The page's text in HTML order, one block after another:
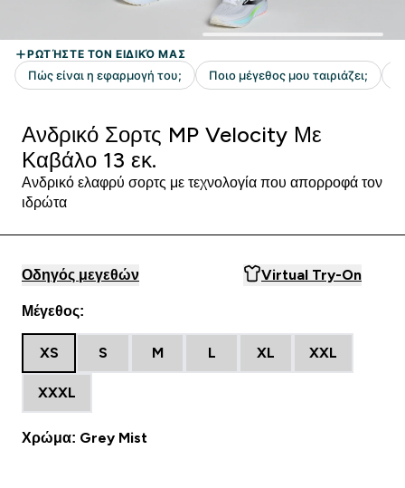
Ανδρικό Σορτς MP Velocity Με
Καβάλο 13 εκ.
Ανδρικό ελαφρύ σορτς με τεχνολογία που απορροφά τον
ιδρώτα
Οδηγός μεγεθών Virtual Try-On
Μέγεθος:
XS S M L XL XXL
XXXL
Χρώμα: Grey Mist